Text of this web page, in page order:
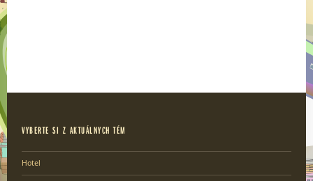
VYBERTE SI Z AKTUÁLNYCH TÉM
Hotel